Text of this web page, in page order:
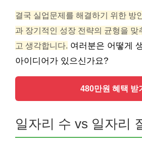
결국 실업문제를 해결하기 위한 방
과 장기적인 성장 전략의 균형을 맞
고 생각합니다. 여러분은 어떻게
아이디어가 있으신가요?
480만원 혜택 받
일자리 수 vs 일자리